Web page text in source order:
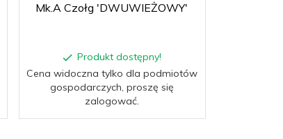
Mk.A Czołg 'DWUWIEŻOWY'
Produkt dostępny!
Cena widoczna tylko dla podmiotów
gospodarczych, proszę się
zalogować.